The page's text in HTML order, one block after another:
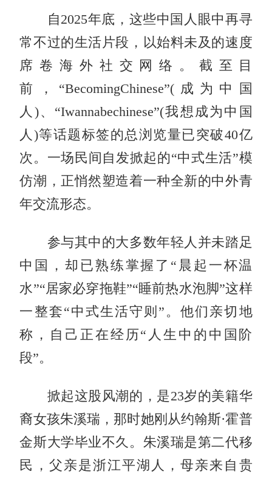
自2025年底，这些中国人眼中再寻
常不过的生活片段，以始料未及的速度
席卷海外社交网络。截至目
前，“BecomingChinese”(成为中国
人)、“Iwannabechinese”(我想成为中国
人)等话题标签的总浏览量已突破40亿
次。一场民间自发掀起的“中式生活”模
仿潮，正悄然塑造着一种全新的中外青
年交流形态。
参与其中的大多数年轻人并未踏足
中国，却已熟练掌握了“晨起一杯温
水”“居家必穿拖鞋”“睡前热水泡脚”这样
一整套“中式生活守则”。他们亲切地
称，自己正在经历“人生中的中国阶
段”。
掀起这股风潮的，是23岁的美籍华
裔女孩朱溪瑞，那时她刚从约翰斯·霍普
金斯大学毕业不久。朱溪瑞是第二代移
民，父亲是浙江平湖人，母亲来自贵